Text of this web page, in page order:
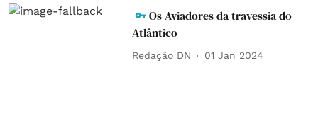
Os Aviadores da travessia do
Atlântico
Redação DN 01 Jan 2024